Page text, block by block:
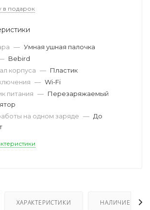
в подарок
— Умная ушная палочка
Bebird
корпуса — Пластик
— Wi-Fi
питания — Перезаряжаемый
на одном заряде — До
ХАРАКТЕРИСТИКИ НАЛИЧИЕ